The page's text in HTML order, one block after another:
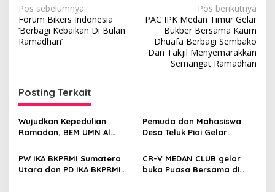
N
a
v
a
s
i
o
Pos sebelumnya
Forum Bikers Indonesia
‘Berbagi Kebaikan Di Bulan
Ramadhan’
Pos berikutnya
PAC IPK Medan Timur Gelar
Bukber Bersama Kaum
Dhuafa Berbagi Sembako
Dan Takjil Menyemarakkan
Semangat Ramadhan
Posting Terkait
Wujudkan Kepedulian
Ramadan, BEM UMN Al
Takjil dan Buka Puasa
Bersama
Pemuda dan Mahasiswa
Desa Teluk Piai Gelar
Puasa Bersama, Ini Kata
Ketum Permada
PW IKA BKPRMI Sumatera
Utara dan PD IKA BKPRMI
CR-V MEDAN CLUB gelar
buka Puasa Bersama di